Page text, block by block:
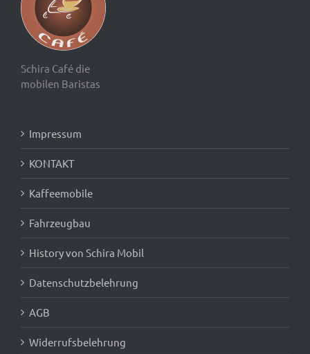
Schira Café die
mobilen Baristas
Impressum
KONTAKT
Kaffeemobile
Fahrzeugbau
History von Schira Mobil
Datenschutzbelehrung
AGB
Widerrufsbelehrung